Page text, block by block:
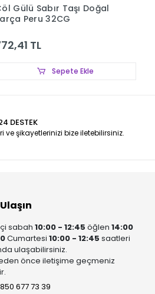
Gülü Sabır Taşı Doğal
Peru 32CG
TL
Sepete Ekle
DESTEK
ve şikayetlerinizi bize iletebilirsiniz.
sabah10:00 - 12:45öğlen14:00
Cumartesi 10:00 - 12:45 saatleri
ulaşabilirsiniz.
önce iletişime geçmeniz
677 73 39